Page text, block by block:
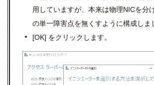
用していますが、本来は物理NICを分
の単一障害点を無くすように構成しま
[OK] をクリックします。